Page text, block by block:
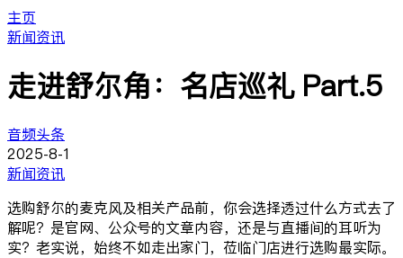
主页
新闻资讯
走进舒尔角：名店巡礼 Part.5
音频头条
2025-8-1
新闻资讯
选购舒尔的麦克风及相关产品前，你会选择透过什么方式去了
解呢？是官网、公众号的文章内容，还是与直播间的耳听为
实？老实说，始终不如走出家门，莅临门店进行选购最实际。